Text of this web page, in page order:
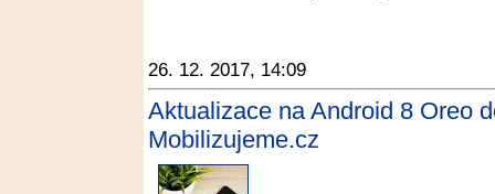
26. 12. 2017, 14:09
Aktualizace na Android 8 Oreo
Mobilizujeme.cz